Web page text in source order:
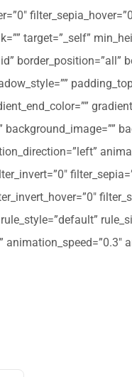
target=”_self”
border_position=”all”